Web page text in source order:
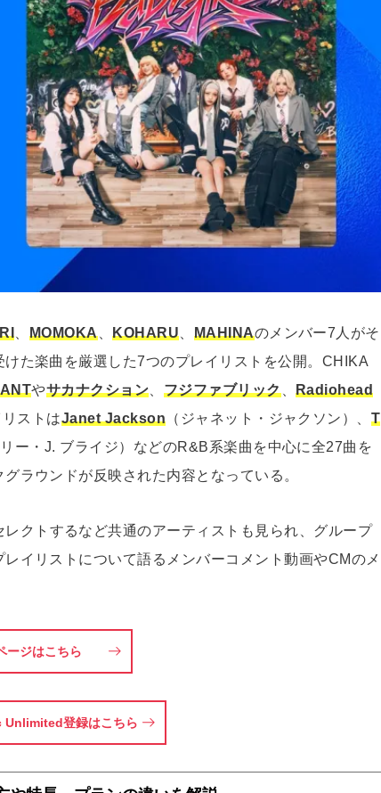
MOMOKA、KOHARU MAHINAのメンバー7人がそ
た楽曲を厳選した7つのプレイリストを公開。CHIKA
やサカナクション フジファブリック、 Radiohead
ストはJanet Jackson （ジャネット・ジャクソン）、 T
ー・J. ブライジ）などのR&B系楽曲を中心に全27曲を
ラウンドが反映された内容となっている。
レクトするなど共通のアーティストも見られ、グループ
イリストについて語るメンバーコメント動画やCMのメ
ージはこちら
登録はこちら